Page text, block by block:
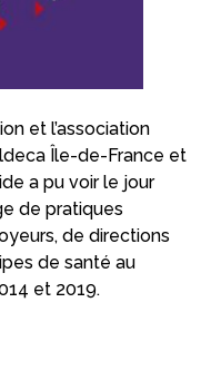
et l’association
Île-de-France et
a pu voir le jour
de pratiques
de directions
de santé au
et 2019.